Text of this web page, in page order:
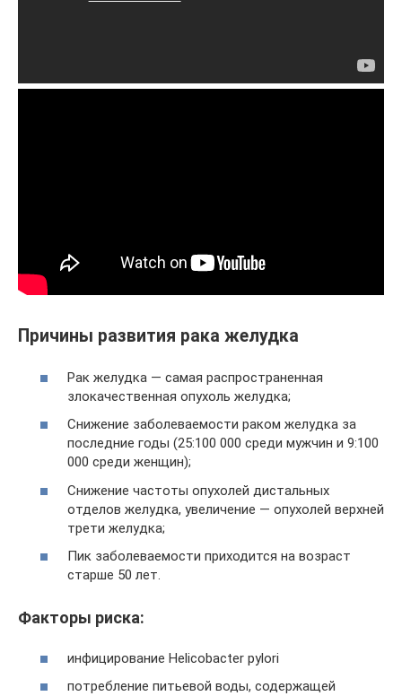
Причины развития рака желудка
Рак желудка — самая распространенная
злокачественная опухоль желудка;
Снижение заболеваемости раком желудка за
последние годы (25:100 000 среди мужчин и 9:100
000 среди женщин);
Снижение частоты опухолей дистальных
отделов желудка, увеличение — опухолей верхней
трети желудка;
Пик заболеваемости приходится на возраст
старше 50 лет.
Факторы риска:
инфицирование Helicobacter pylori
потребление питьевой воды, содержащей